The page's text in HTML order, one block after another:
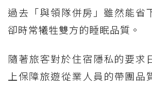
過去「與領隊併房」雖然能省
卻時常犧牲雙方的睡眠品質。
隨著旅客對於住宿隱私的要求
上保障旅遊從業人員的帶團品